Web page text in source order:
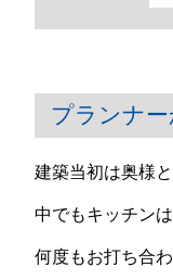
プランナ
建築当初は奥様
中でもキッチン
何度もお打ち合